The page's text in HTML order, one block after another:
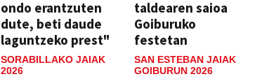
ondo erantzuten
dute, beti daude
laguntzeko prest"
SORABILLAKO JAIAK
2026
taldearen saioa
Goiburuko
festetan
SAN ESTEBAN JAIAK
GOIBURUN 2026